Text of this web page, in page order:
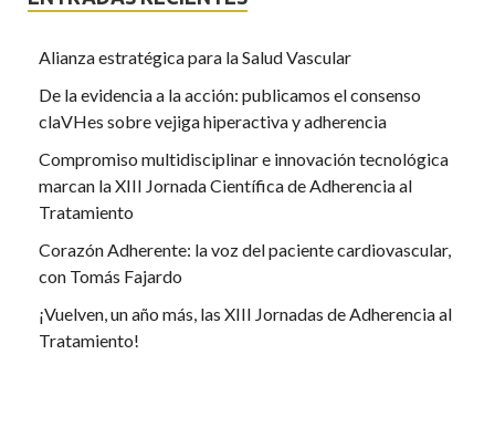
Alianza estratégica para la Salud Vascular
De la evidencia a la acción: publicamos el consenso
claVHes sobre vejiga hiperactiva y adherencia
Compromiso multidisciplinar e innovación tecnológica
marcan la XIII Jornada Científica de Adherencia al
Tratamiento
Corazón Adherente: la voz del paciente cardiovascular,
con Tomás Fajardo
¡Vuelven, un año más, las XIII Jornadas de Adherencia al
Tratamiento!